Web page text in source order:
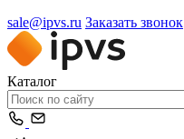
sale@ipvs.ru Заказать звонок
Каталог